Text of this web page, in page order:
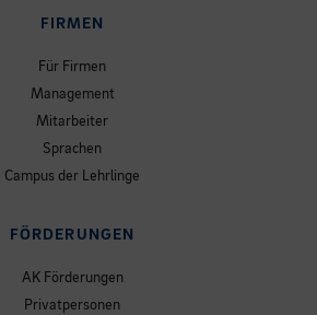
FIRMEN
Für Firmen
Management
Mitarbeiter
Sprachen
Campus der Lehrlinge
FÖRDERUNGEN
AK Förderungen
Privatpersonen